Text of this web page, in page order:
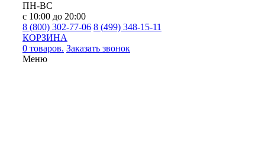
ПН-ВС
с 10:00 до 20:00
8 (800) 302-77-06 8 (499) 348-15-11
КОРЗИНА
0 товаров. Заказать звонок
Меню